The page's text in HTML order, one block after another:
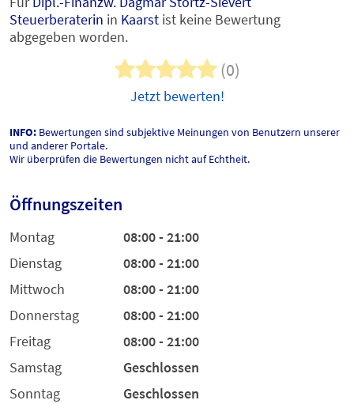
Steuerberaterin in Kaarst ist keine Bewertung
abgegeben worden.
(0)
Jetzt bewerten!
INFO: Bewertungen sind subjektive Meinungen von Benutzern unserer
und anderer Portale.
Wir überprüfen die Bewertungen nicht auf Echtheit.
Öffnungszeiten
Montag
08:00 - 21:00
Dienstag
08:00 - 21:00
Mittwoch
08:00 - 21:00
Donnerstag
08:00 - 21:00
Freitag
08:00 - 21:00
Samstag
Geschlossen
Sonntag
Geschlossen